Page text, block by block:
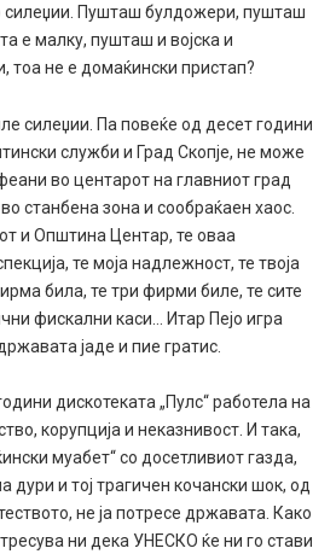
силеџии. Пушташ булдожери, пушташ
е малку, пушташ и војска и
тоа не е домаќински пристап?
силеџии. Па повеќе од десет години
служби и Град Скопје, не може
во центарот на главниот град
станбена зона и сообраќаен хаос.
и Општина Центар, те оваа
те моја надлежност, те твоја
била, те три фирми биле, те сите
фискални каси… Итар Пејо игра
јаде и пие гратис.
дискотеката „Пулс“ работела на
корупција и неказнивост. И така,
муабет“ со досетливиот газда,
дури и тој трагичен кочански шок, од
не ја потресе државата. Како
ни дека УНЕСКО ќе ни го стави